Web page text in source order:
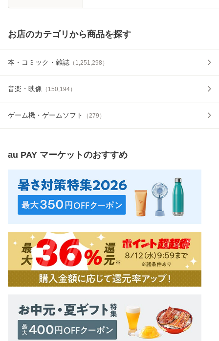
お店のカテゴリから商品を探す
本・コミック・雑誌 （ 1,251,298 ）
音楽・映像 （ 150,194）
ゲーム機・ゲームソフト （279 ）
au PAY マーケットのおすすめ